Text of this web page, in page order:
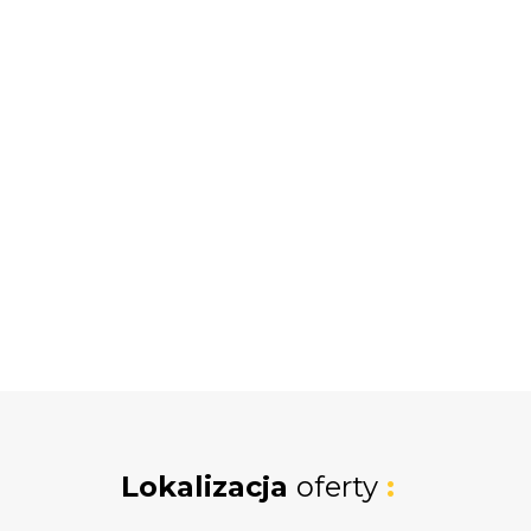
Lokalizacja oferty :